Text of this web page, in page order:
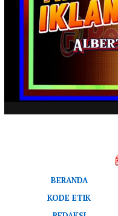
BERANDA
KODE ETIK